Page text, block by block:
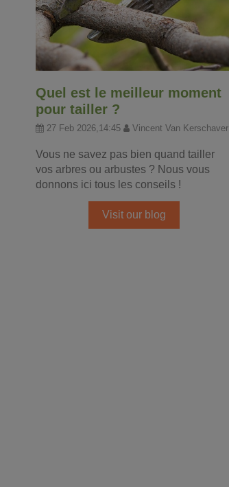
Quel est le meilleur moment
pour tailler ?
27 Feb 2026,14:45 Vincent Van Kerschaver
Vous ne savez pas bien quand tailler
vos arbres ou arbustes ? Nous vous
donnons ici tous les conseils !
Visit our blog